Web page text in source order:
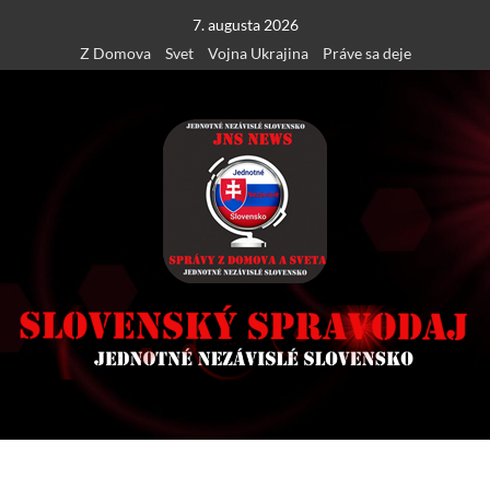
content
7. augusta 2026
Z Domova
Svet Vojna Ukrajina Práve sa deje